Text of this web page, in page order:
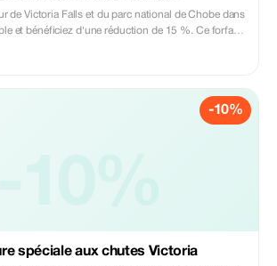
de Victoria Falls et du parc national de Chobe dans
et bénéficiez d'une réduction de 15 %. Ce forfait
experts et un service impeccable. Valable pour les
anticipées et sous réserve de disponibilité.
-10%
spéciale aux chutes Victoria